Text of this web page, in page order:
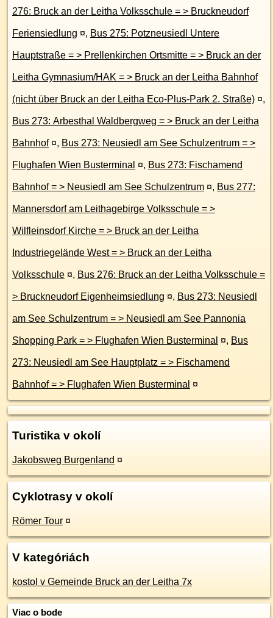
276: Bruck an der Leitha Volksschule = > Bruckneudorf
Feriensiedlung ¤, Bus 275: Potzneusiedl Untere
Hauptstraße = > Prellenkirchen Ortsmitte = > Bruck an der
Leitha Gymnasium/HAK = > Bruck an der Leitha Bahnhof
(nicht über Bruck an der Leitha Eco-Plus-Park 2. Straße) ¤,
Bus 273: Arbesthal Waldbergweg = > Bruck an der Leitha
Bahnhof ¤, Bus 273: Neusiedl am See Schulzentrum = >
Flughafen Wien Busterminal ¤, Bus 273: Fischamend
Bahnhof = > Neusiedl am See Schulzentrum ¤, Bus 277:
Mannersdorf am Leithagebirge Volksschule = >
Wilfleinsdorf Kirche = > Bruck an der Leitha
Industriegelände West = > Bruck an der Leitha
Volksschule ¤, Bus 276: Bruck an der Leitha Volksschule =
> Bruckneudorf Eigenheimsiedlung ¤, Bus 273: Neusiedl
am See Schulzentrum = > Neusiedl am See Pannonia
Shopping Park = > Flughafen Wien Busterminal ¤, Bus
273: Neusiedl am See Hauptplatz = > Fischamend
Bahnhof = > Flughafen Wien Busterminal ¤
Turistika v okolí
Jakobsweg Burgenland ¤
Cyklotrasy v okolí
Römer Tour ¤
V kategóriách
kostol v Gemeinde Bruck an der Leitha 7x
Viac o bode